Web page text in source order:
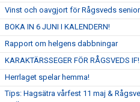
Vinst och oavgjort för Rågsveds
BOKA IN 6 JUNI I KALENDERN!
Rapport om helgens dabbningar
KARAKTÄRSSEGER FÖR RÅGSVEDS IF!
Herrlaget spelar hemma!
Tips: Hagsätra vårfest 11 maj &